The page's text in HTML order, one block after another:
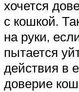
хочется
с кошкой.
на руки,
пытается
действия в
доверие